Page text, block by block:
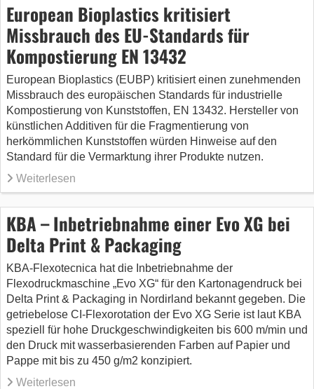
European Bioplastics kritisiert
Missbrauch des EU-Standards für
Kompostierung EN 13432
European Bioplastics (EUBP) kritisiert einen zunehmenden
Missbrauch des europäischen Standards für industrielle
Kompostierung von Kunststoffen, EN 13432. Hersteller von
künstlichen Additiven für die Fragmentierung von
herkömmlichen Kunststoffen würden Hinweise auf den
Standard für die Vermarktung ihrer Produkte nutzen.
Weiterlesen
KBA – Inbetriebnahme einer Evo XG bei
Delta Print & Packaging
KBA-Flexotecnica hat die Inbetriebnahme der
Flexodruckmaschine „Evo XG“ für den Kartonagendruck bei
Delta Print & Packaging in Nordirland bekannt gegeben. Die
getriebelose CI-Flexorotation der Evo XG Serie ist laut KBA
speziell für hohe Druckgeschwindigkeiten bis 600 m/min und
den Druck mit wasserbasierenden Farben auf Papier und
Pappe mit bis zu 450 g/m2 konzipiert.
Weiterlesen